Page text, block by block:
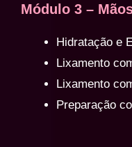
Módulo 3 –
Hidratação e
Lixamento
Lixamento
Preparação